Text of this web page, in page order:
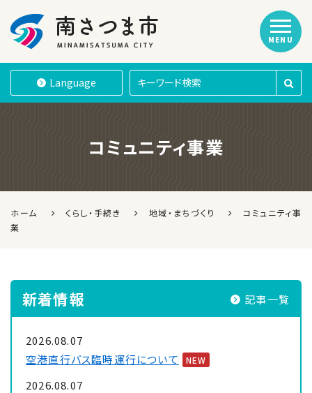
南さつま市
Language
MENU
コミュニティ事業
ホーム くらし・手続き 地域・まちづくり
コミュニティ事
業
新着情報 記事一覧
2026.08.07
空港直行バス臨時運行について
NEW
2026.08.07